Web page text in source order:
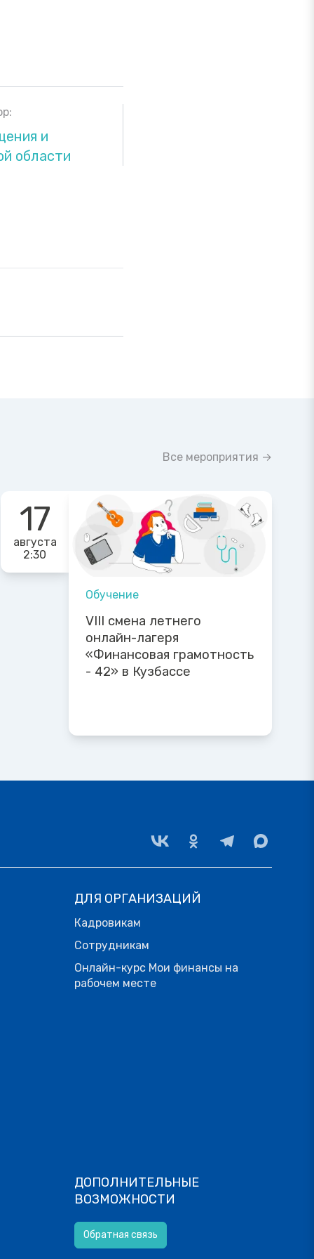
и
области
Все мероприятия →
17
августа
2:30
Обучение
VIII смена летнего
онлайн-лагеря
«Финансовая грамотность
- 42» в Кузбассе
ДЛЯ ОРГАНИЗАЦИЙ
Кадровикам
Сотрудникам
Онлайн-курс Мои финансы на
рабочем месте
ДОПОЛНИТЕЛЬНЫЕ
ВОЗМОЖНОСТИ
Обратная связь